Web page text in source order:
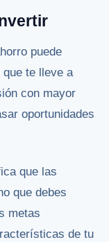
puede
que te lleve a
con mayor
oportunidades
que las
que debes
metas
de tu